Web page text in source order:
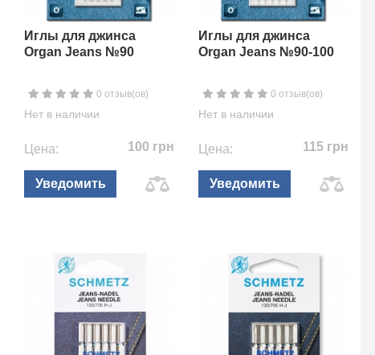
Иглы для джинса
Organ Jeans №90
0 отзыв(ов)
Нет в наличии
Цена: 100 грн
Уведомить
Иглы для джинса
Organ Jeans №90-100
0 отзыв(ов)
Нет в наличии
Цена: 115 грн
Уведомить